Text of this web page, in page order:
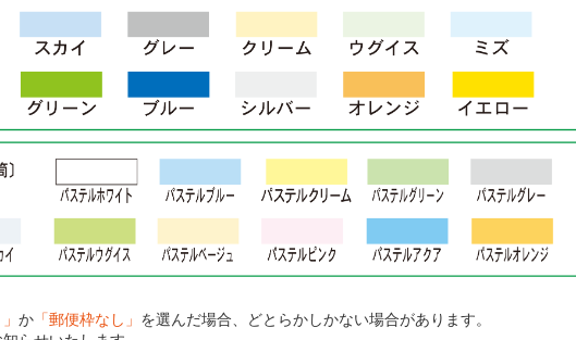
か 「郵便枠なし」 を選んだ場合、どとらかしかない場合があります。